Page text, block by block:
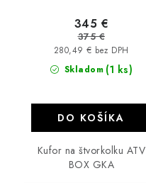
Skladom (1 ks)
280,49 € bez DPH
345 €
375 €
DO KOŠÍKA
Kufor na štvorkolku ATV
BOX GKA